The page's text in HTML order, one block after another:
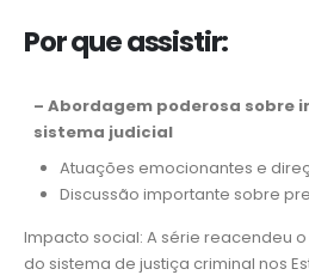
Por que assistir:
– Abordagem poderosa sobre
sistema judicial
Atuações emocionantes e
Discussão importante sobre
Impacto social: A série reacendeu
do sistema de justiça criminal nos